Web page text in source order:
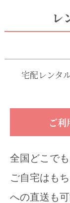
レ
宅配レンタ
ご利
全国どこで
ご自宅はも
への直送も可